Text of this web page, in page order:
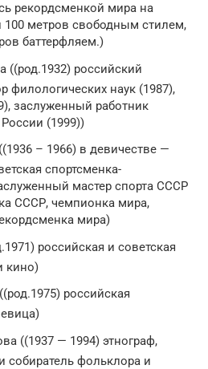
рекордсменкой мира на
100 метров свободным стилем,
баттерфляем.)
((род.1932) российский
филологических наук (1987),
заслуженный работник
(1999))
– 1966) в девичестве —
спортсменка-
мастер спорта СССР
СССР, чемпионка мира,
мира)
российская и советская
кино)
российская
((1937 — 1994) этнограф,
собиратель фольклора и